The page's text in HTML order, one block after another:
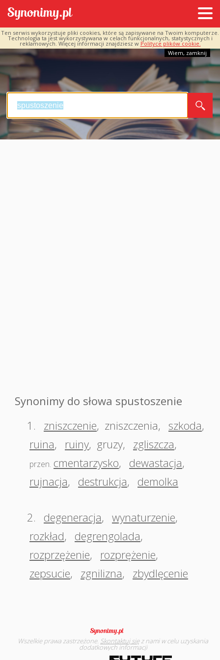
Ten serwis wykorzystuje pliki cookies, które są zapisywane na Twoim komputerze.
Technologia ta jest wykorzystywana w celach funkcjonalnych, statystycznych i
reklamowych. Więcej informacji znajdziesz w Polityce plików cookie.
Wiem, zamknij
Synonimy do słowa spustoszenie
1.
zniszczenie, zniszczenia, szkoda,
ruina, ruiny, gruzy, zgliszcza,
przen. cmentarzysko, dewastacja,
rujnacja, destrukcja, demolka
2. degeneracja, wynaturzenie,
rozkład, degrengolada,
rozprzężenie, rozprężenie,
zepsucie, zgnilizna, zbydlęcenie
Wszelkie prawa zastrzeżone. Skontaktuj sięz nami w celu uzyskania
dodatkowych informacji